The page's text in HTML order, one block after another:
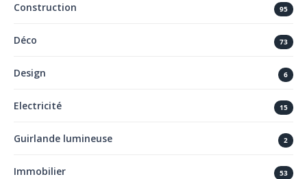
Construction 95
Déco 73
Design 6
Electricité 15
Guirlande lumineuse 2
Immobilier 53